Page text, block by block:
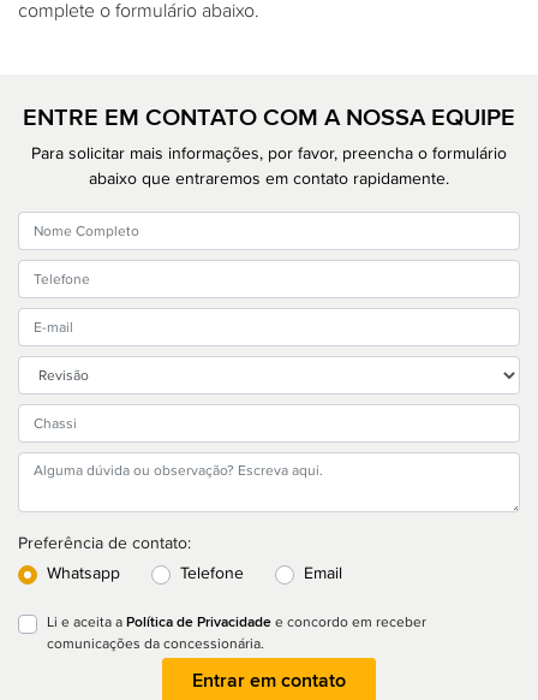
complete o formulário abaixo.
ENTRE EM CONTATO COM A NOSSA EQUIPE
Para solicitar mais informações, por favor, preencha o formulário
abaixo que entraremos em contato rapidamente.
Preferência de contato:
Whatsapp
Telefone Email
Li e aceita a Política de Privacidade e concordo em receber
comunicações da concessionária.
Entrar em contato